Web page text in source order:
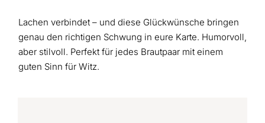
Lachen verbindet – und diese Glückwünsche bringen
genau den richtigen Schwung in eure Karte. Humorvoll,
aber stilvoll. Perfekt für jedes Brautpaar mit einem
guten Sinn für Witz.